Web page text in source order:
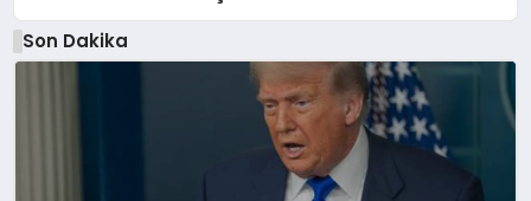
Son Dakika